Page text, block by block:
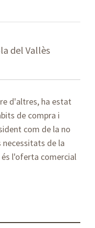
del Vallès
d'altres, ha estat
de compra i
com de la no
de la
l'oferta comercial